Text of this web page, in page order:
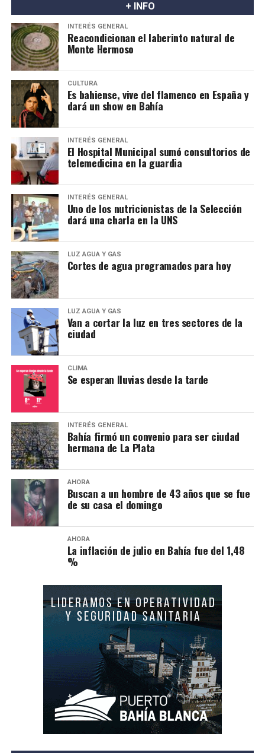
+ INFO
INTERÉS GENERAL
Reacondicionan el laberinto natural de
Monte Hermoso
CULTURA
Es bahiense, vive del flamenco en España y
dará un show en Bahía
INTERÉS GENERAL
El Hospital Municipal sumó consultorios de
telemedicina en la guardia
INTERÉS GENERAL
Uno de los nutricionistas de la Selección
dará una charla en la UNS
LUZ AGUA Y GAS
Cortes de agua programados para hoy
LUZ AGUA Y GAS
Van a cortar la luz en tres sectores de la
ciudad
CLIMA
Se esperan lluvias desde la tarde
INTERÉS GENERAL
Bahía firmó un convenio para ser ciudad
hermana de La Plata
AHORA
Buscan a un hombre de 43 años que se fue
de su casa el domingo
AHORA
La inflación de julio en Bahía fue del 1,48
%